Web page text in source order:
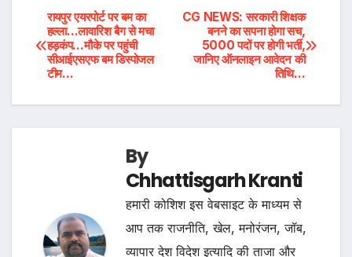
Post
navigation
CG NEWS: सरकारी शिक्षक
बनने का सपना होगा सच,
5000 पदों पर होगी भर्ती,
जानिए ऑनलाइन आवेदन की
तिथि…
रायपुर एयरपोर्ट पर बम का
हल्ला…लावारिश बैग से मचा
हड़कंप…मौके पर पहुंची
सीआईएसएफ बम डिस्पोजल
टीम…
By
Chhattisgarh Kranti
हमारी कोशिश इस वेबसाइट के माध्यम से
आप तक राजनीति, खेल, मनोरंजन, जॉब,
व्यापार देश विदेश इत्यादि की ताजा और